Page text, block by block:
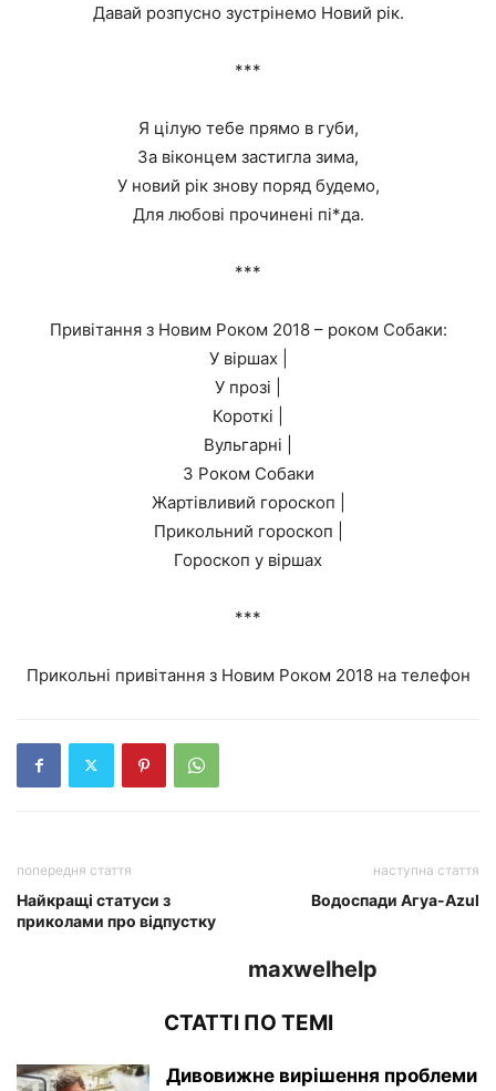
Давай розпусно зустрінемо Новий рік.
***
Я цілую тебе прямо в губи,
За віконцем застигла зима,
У новий рік знову поряд будемо,
Для любові прочинені пі*да.
***
Привітання з Новим Роком 2018 – роком Собаки:
У віршах |
У прозі |
Короткі |
Вульгарні |
З Роком Собаки
Жартівливий гороскоп |
Прикольний гороскоп |
Гороскоп у віршах
***
Прикольні привітання з Новим Роком 2018 на телефон
попередня стаття
Найкращі статуси з
приколами про відпустку
наступна стаття
Водоспади Агуа-Azul
maxwelhelp
СТАТТІ ПО ТЕМІ
Дивовижне вирішення проблеми